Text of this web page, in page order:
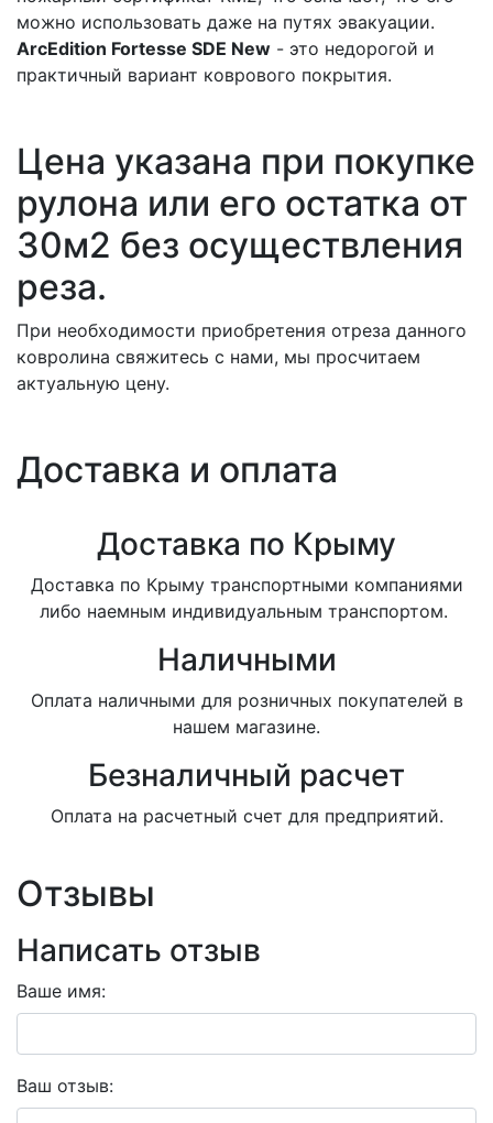
можно использовать даже на путях эвакуации.
ArcEdition Fortesse SDE New - это недорогой и
практичный вариант коврового покрытия.
Цена указана при покупке
рулона или его остатка от
30м2 без осуществления
реза.
При необходимости приобретения отреза данного
ковролина свяжитесь с нами, мы просчитаем
актуальную цену.
Доставка и оплата
Доставка по Крыму
Доставка по Крыму транспортными компаниями
либо наемным индивидуальным транспортом.
Наличными
Оплата наличными для розничных покупателей в
нашем магазине.
Безналичный расчет
Оплата на расчетный счет для предприятий.
Отзывы
Написать отзыв
Ваше имя:
Ваш отзыв: